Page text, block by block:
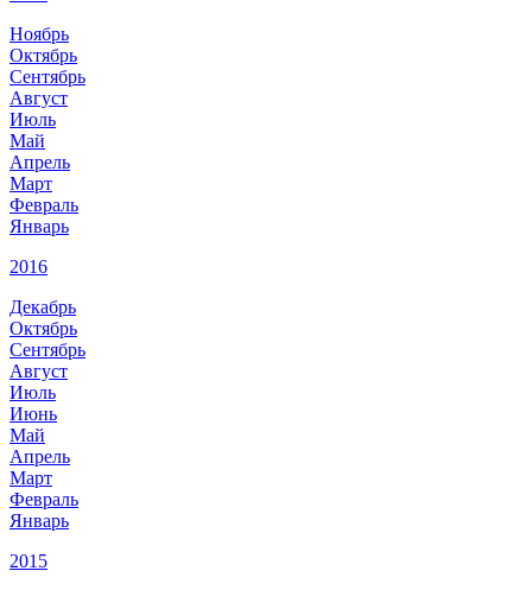
Ноябрь
Октябрь
Сентябрь
Август
Июль
Май
Апрель
Март
Февраль
Январь
2016
Декабрь
Октябрь
Сентябрь
Август
Июль
Июнь
Май
Апрель
Март
Февраль
Январь
2015